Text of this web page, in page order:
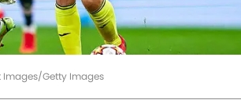
Images/Getty Images